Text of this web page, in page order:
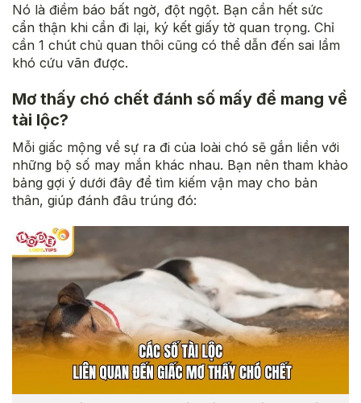
Nó là điềm báo bất ngờ, đột ngột. Bạn cần hết sức
cẩn thận khi cần đi lại, ký kết giấy tờ quan trọng. Chỉ
cần 1 chút chủ quan thôi cũng có thể dẫn đến sai lầm
khó cứu vãn được.
Mơ thấy chó chết đánh số mấy để mang về
tài lộc?
Mỗi giấc mộng về sự ra đi của loài chó sẽ gắn liền với
những bộ số may mắn khác nhau. Bạn nên tham khảo
bảng gợi ý dưới đây để tìm kiếm vận may cho bản
thân, giúp đánh đâu trúng đó: